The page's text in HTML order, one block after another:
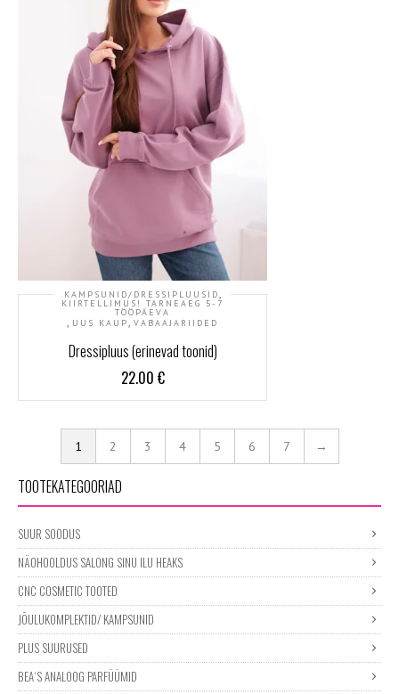
KAMPSUNID/DRESSIPLUUSID
KIIRTELLIMUS! TARNEAEG 5-7
TÖÖPÄEVA
UUS KAUP VABAAJARIIDED
Dressipluus (erinevad toonid)
22.00 €
1 2 3 4 5 6 7 →
TOOTEKATEGOORIAD
SUUR SOODUS
NÄOHOOLDUS SALONG SINU ILU HEAKS
CNC COSMETIC TOOTED
JÕULUKOMPLEKTID/ KAMPSUNID
PLUS SUURUSED
BEA´S ANALOOG PARFÜÜMID